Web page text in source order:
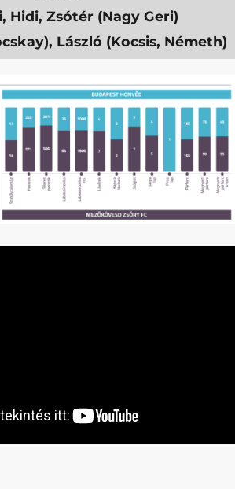
Hidi, Zsótér (Nagy Geri)
László (Kocsis, Németh)